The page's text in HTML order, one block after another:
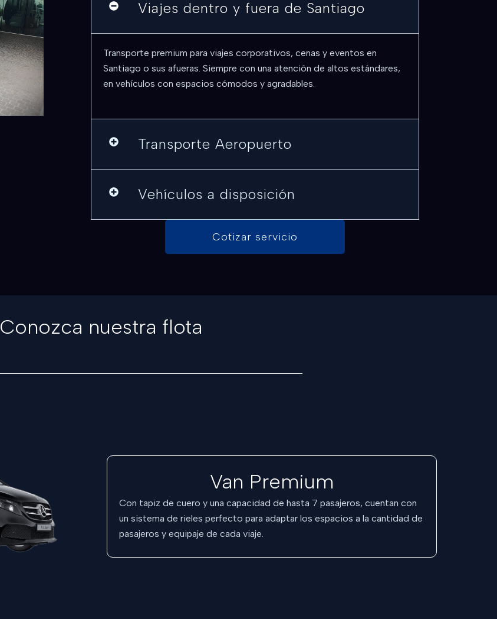
Viajes dentro y fuera de Santiago
Transporte premium para viajes corporativos, cenas y eventos en
Santiago o sus afueras. Siempre con una atención de altos estándares,
en vehículos con espacios cómodos y agradables.
Transporte Aeropuerto
Vehículos a disposición
Cotizar servicio
Conozca nuestra flota
Van Premium
Con tapiz de cuero y una capacidad de hasta 7 pasajeros, cuentan con
un sistema de rieles perfecto para adaptar los espacios a la cantidad de
pasajeros y equipaje de cada viaje.